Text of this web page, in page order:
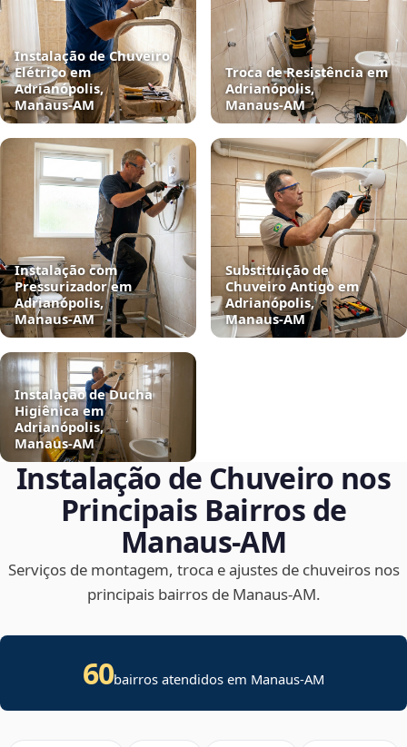
Instalação de Chuveiro
Elétrico em
Adrianópolis,
Manaus‑AM
Troca de Resistência em
Adrianópolis,
Manaus‑AM
Instalação com
Pressurizador em
Adrianópolis,
Manaus‑AM
Substituição de
Chuveiro Antigo em
Adrianópolis,
Manaus‑AM
Instalação de Ducha
Higiênica em
Adrianópolis,
Manaus‑AM
Instalação de Chuveiro nos
Principais Bairros de
Manaus‑AM
Serviços de montagem, troca e ajustes de chuveiros nos
principais bairros de Manaus‑AM.
60bairros atendidos em Manaus-AM